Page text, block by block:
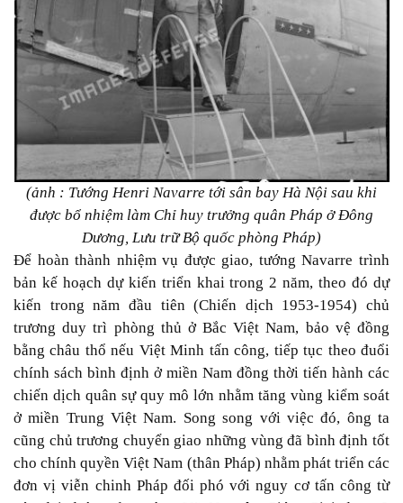
(ảnh : Tướng Henri Navarre tới sân bay Hà Nội sau khi
được bổ nhiệm làm Chỉ huy trưởng quân Pháp ở Đông
Dương, Lưu trữ Bộ quốc phòng Pháp)
Để hoàn thành nhiệm vụ được giao, tướng Navarre trình
bản kế hoạch dự kiến triển khai trong 2 năm, theo đó dự
kiến trong năm đầu tiên (Chiến dịch 1953-1954) chủ
trương duy trì phòng thủ ở Bắc Việt Nam, bảo vệ đồng
bằng châu thổ nếu Việt Minh tấn công, tiếp tục theo đuổi
chính sách bình định ở miền Nam đồng thời tiến hành các
chiến dịch quân sự quy mô lớn nhằm tăng vùng kiểm soát
ở miền Trung Việt Nam. Song song với việc đó, ông ta
cũng chủ trương chuyển giao những vùng đã bình định tốt
cho chính quyền Việt Nam (thân Pháp) nhằm phát triển các
đơn vị viễn chinh Pháp đối phó với nguy cơ tấn công từ